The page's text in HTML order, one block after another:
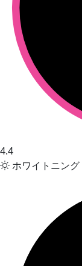
4.4
ホワイトニング